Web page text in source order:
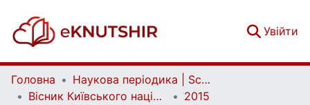
Увійти
Головна
Наукова періодика | Scientific periodicals
Вісник Київського національного університету імені Тараса Шевченка. Географія | Bulletin of Taras Shevchenko National University of Kyiv. Geography
2015